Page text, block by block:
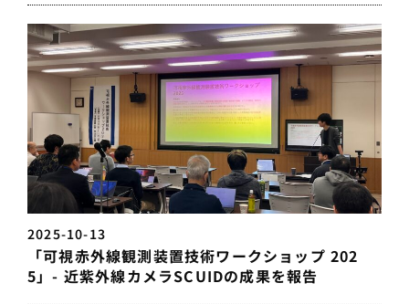
2025-10-13
「可視赤外線観測装置技術ワークショップ 202
5」- 近紫外線カメラSCUIDの成果を報告